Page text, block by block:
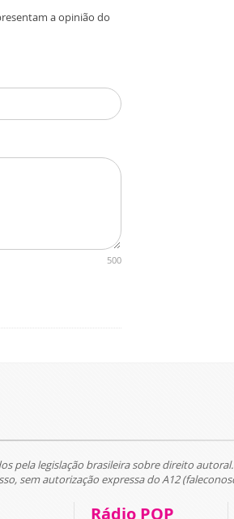
a opinião do
500
pela legislação brasileira sobre direito autoral.
sem autorização expressa do A12
Rádio POP